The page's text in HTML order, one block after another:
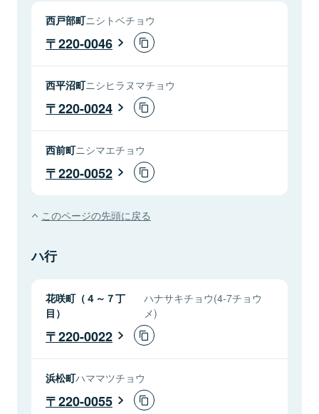
西戸部町ニシトベチョウ
220-0046
西平沼町ニシヒラヌマチョウ
220-0024
西前町ニシマエチョウ
220-0052
このページの先頭に戻る
ハ行
花咲町（４～７丁
目）
ハナサキチョウ(4-7チョウ
メ)
220-0022
浜松町ハママツチョウ
220-0055